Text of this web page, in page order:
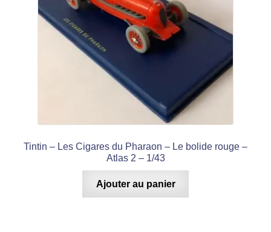
Tintin – Les Cigares du Pharaon – Le bolide rouge –
Atlas 2 – 1/43
Ajouter au panier